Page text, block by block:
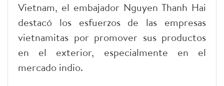
Vietnam, el embajador Nguyen Thanh Hai
destacó los esfuerzos de las empresas
vietnamitas por promover sus productos
en el exterior, especialmente en el
mercado indio.